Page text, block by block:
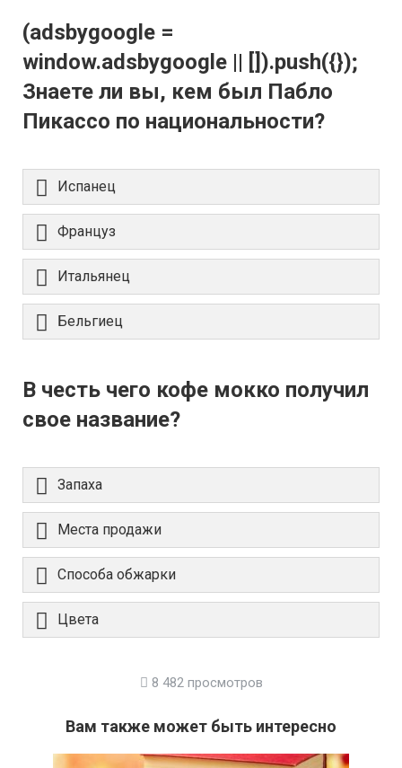
(adsbygoogle =
window.adsbygoogle || []).push({});
Знаете ли вы, кем был Пабло
Пикассо по национальности?
Испанец
Француз
Итальянец
Бельгиец
В честь чего кофе мокко получил
свое название?
Запаха
Места продажи
Способа обжарки
Цвета
8 482 просмотров
Вам также может быть интересно